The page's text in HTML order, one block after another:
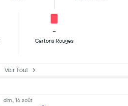
-
Cartons Rouges
Voir Tout
dim., 16 août